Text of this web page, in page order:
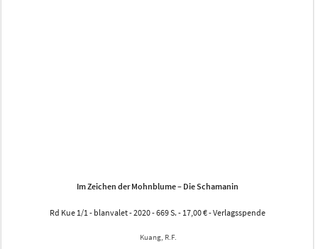
Im Zeichen der Mohnblume – Die Schamanin
Rd Kue 1/1 - blanvalet - 2020 - 669 S. - 17,00 € - Verlagsspende
Kuang, R.F.